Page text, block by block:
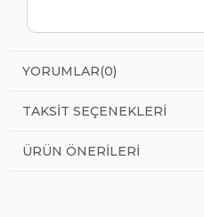
YORUMLAR(0)
TAKSIT SEÇENEKLERI
ÜRÜN ÖNERILERI